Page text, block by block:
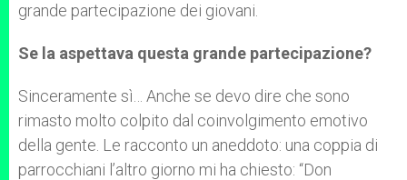
grande partecipazione dei giovani.
Se la aspettava questa grande partecipazione?
Sinceramente sì… Anche se devo dire che sono
rimasto molto colpito dal coinvolgimento emotivo
della gente. Le racconto un aneddoto: una coppia di
parrocchiani l’altro giorno mi ha chiesto: “Don